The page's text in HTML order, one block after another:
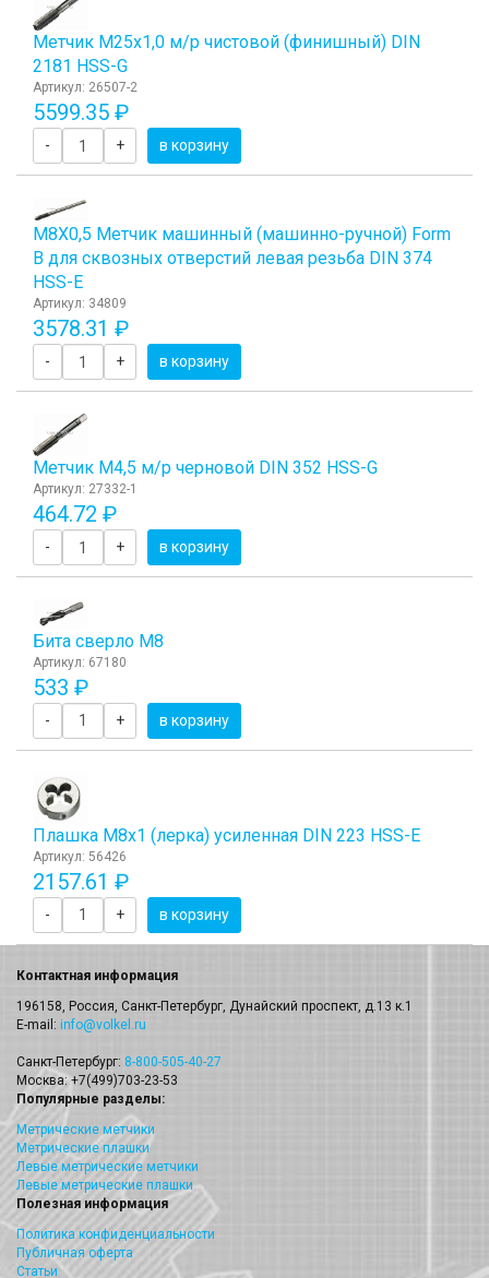
Метчик М25x1,0 м/р чистовой (финишный) DIN
2181 HSS-G
Артикул: 26507-2
5599.35 ₽
- + в корзину
М8Х0,5 Метчик машинный (машинно-ручной) Form
B для сквозных отверстий левая резьба DIN 374
HSS-E
Артикул: 34809
3578.31 ₽
- + в корзину
Метчик М4,5 м/р черновой DIN 352 HSS-G
Артикул: 27332-1
464.72 ₽
- + в корзину
Бита сверло М8
Артикул: 67180
533 ₽
- + в корзину
Плашка М8x1 (лерка) усиленная DIN 223 HSS-E
Артикул: 56426
2157.61 ₽
- + в корзину
Контактная информация
196158, Россия, Санкт-Петербург, Дунайский проспект, д.13 к.1
E-mail: info@volkel.ru
Санкт-Петербург: 8-800-505-40-27
Москва: +7(499)703-23-53
Популярные разделы:
Метрические метчики
Метрические плашки
Левые метрические метчики
Левые метрические плашки
Полезная информация
Политика конфиденциальности
Публичная оферта
Статьи